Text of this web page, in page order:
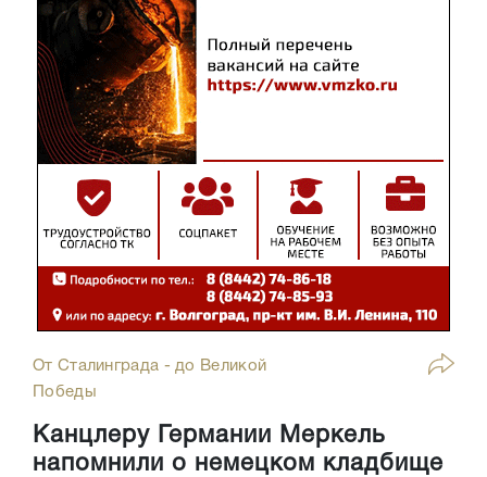
От Сталинграда - до Великой
Победы
Канцлеру Германии Меркель
напомнили о немецком кладбище